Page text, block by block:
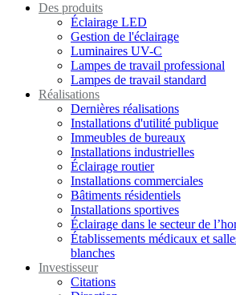
Des produits
Éclairage LED
Gestion de l'éclairage
Luminaires UV-C
Lampes de travail professional
Lampes de travail standard
Réalisations
Dernières réalisations
Installations d'utilité publique
Immeubles de bureaux
Installations industrielles
Éclairage routier
Installations commerciales
Bâtiments résidentiels
Installations sportives
Éclairage dans le secteur de
Établissements médicaux et
blanches
Investisseur
Citations